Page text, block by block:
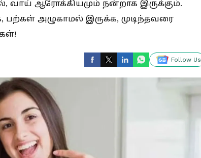
வாய் ஆரோக்கியமும் நன்றாக இருக்கும்.
பற்கள் அழுகாமல் இருக்க, முடிந்தவரை
Follow Us